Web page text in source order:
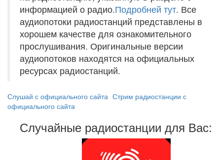
информацией о радио.Подробней тут. Все
аудиопотоки радиостанций представлены в
хорошем качестве для ознакомительного
прослушивания. Оригинальные версии
аудиопотоков находятся на официальных
ресурсах радиостанций.
Слушай с официального сайта Стрим радиостанции с
официального сайта
Случайные радиостанции для Вас: